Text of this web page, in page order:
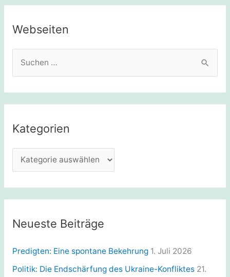
Webseiten
h
n
n
h
Kategorien
a
t
g
r
i
Neueste Beiträge
Predigten: Eine spontane Bekehrung 1. Juli 2026
Politik: Die Endschärfung des Ukraine-Konfliktes 21.